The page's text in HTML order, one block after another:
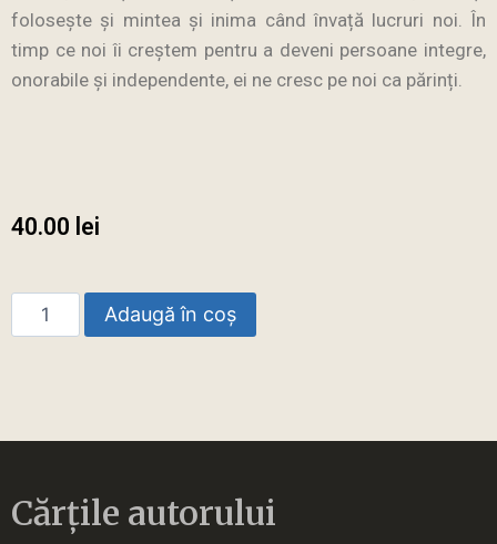
folosește și mintea și inima când învață lucruri noi. În
timp ce noi îi creștem pentru a deveni persoane integre,
onorabile și independente, ei ne cresc pe noi ca părinți.
40.00 lei
Adaugă în coș
Cărțile autorului